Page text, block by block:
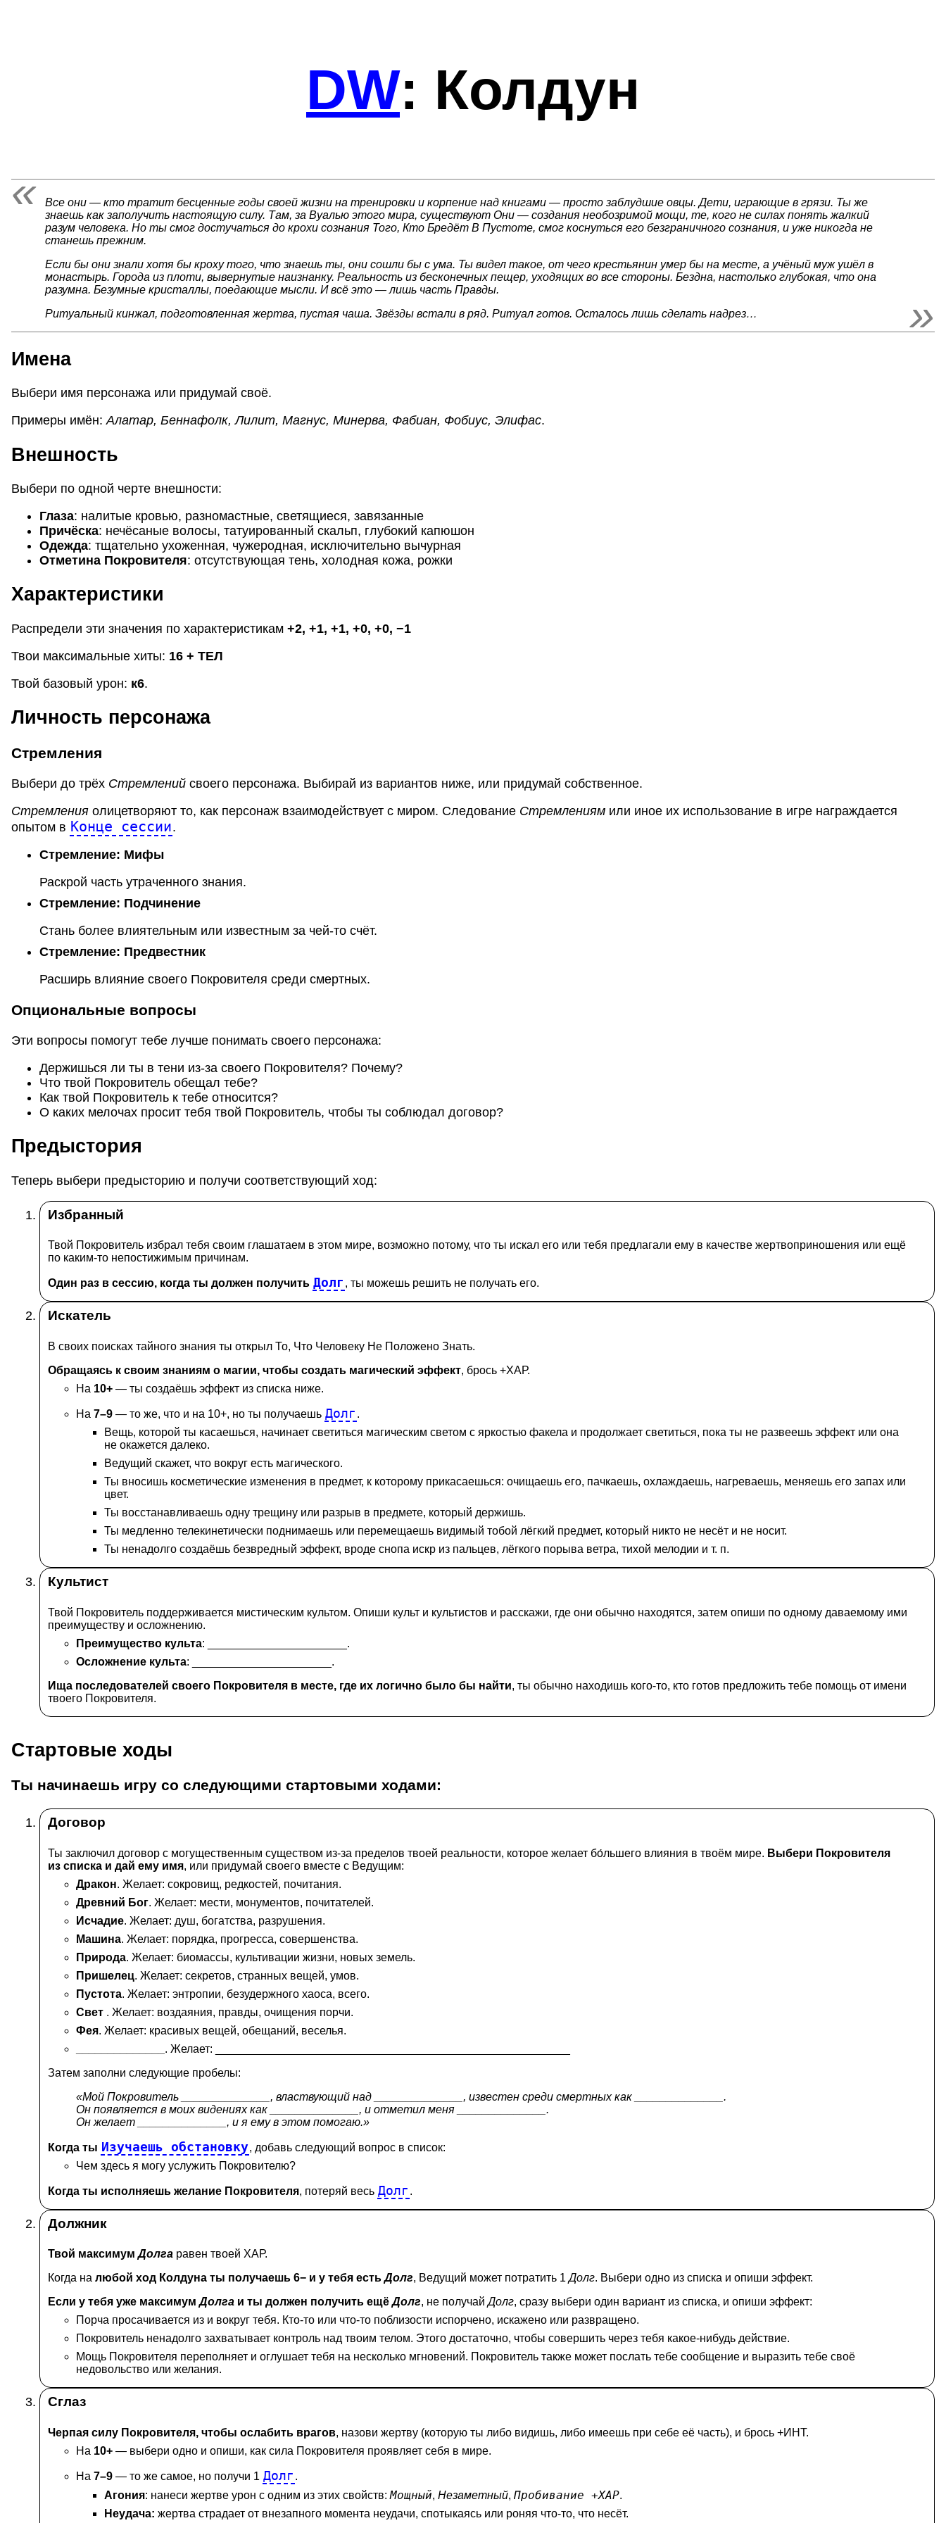
DW: Колдун
Все они — кто тратит бесценные годы своей жизни на тренировки и корпение над книгами — просто заблудшие овцы. Дети, играющие в грязи. Ты же
знаешь как заполучить настоящую силу. Там, за Вуалью этого мира, существуют Они — создания необозримой мощи, те, кого не силах понять жалкий
разум человека. Но ты смог достучаться до крохи сознания Того, Кто Бредёт В Пустоте, смог коснуться его безграничного сознания, и уже никогда не
станешь прежним.
Если бы они знали хотя бы кроху того, что знаешь ты, они сошли бы с ума. Ты видел такое, от чего крестьянин умер бы на месте, а учёный муж ушёл в
монастырь. Города из плоти, вывернутые наизнанку. Реальность из бесконечных пещер, уходящих во все стороны. Бездна, настолько глубокая, что она
разумна. Безумные кристаллы, поедающие мысли. И всё это — лишь часть Правды.
Ритуальный кинжал, подготовленная жертва, пустая чаша. Звёзды встали в ряд. Ритуал готов. Осталось лишь сделать надрез…
Имена
Выбери имя персонажа или придумай своё.
Примеры имён:Алатар, Беннафолк, Лилит, Магнус, Минерва, Фабиан, Фобиус, Элифас.
Внешность
Выбери по одной черте внешности:
Глаза: налитые кровью, разномастные, светящиеся, завязанные
Причёска: нечёсаные волосы, татуированный скальп, глубокий капюшон
Одежда: тщательно ухоженная, чужеродная, исключительно вычурная
Отметина Покровителя: отсутствующая тень, холодная кожа, рожки
Характеристики
Распредели эти значения по характеристикам +2, +1, +1, +0, +0, −1
Твои максимальные хиты: 16 + ТЕЛ
Твой базовый урон: к6.
Личность персонажа
Стремления
Выбери до трёх Стремлений своего персонажа. Выбирай из вариантов ниже, или придумай собственное.
Стремления олицетворяют то, как персонаж взаимодействует с миром. Следование Стремлениям или иное их использование в игре награждается
опытом в Конце сессии.
Стремление: Мифы
Раскрой часть утраченного знания.
Стремление: Подчинение
Стань более влиятельным или известным за чей-то счёт.
Стремление: Предвестник
Расширь влияние своего Покровителя среди смертных.
Опциональные вопросы
Эти вопросы помогут тебе лучше понимать своего персонажа:
Держишься ли ты в тени из-за своего Покровителя? Почему?
Что твой Покровитель обещал тебе?
Как твой Покровитель к тебе относится?
О каких мелочах просит тебя твой Покровитель, чтобы ты соблюдал договор?
Предыстория
Теперь выбери предысторию и получи соответствующий ход:
Избранный
Твой Покровитель избрал тебя своим глашатаем в этом мире, возможно потому, что ты искал его или тебя предлагали ему в качестве жертвоприношения или ещё
по каким-то непостижимым причинам.
Один раз в сессию, когда ты должен получить Долг , ты можешь решить не получать его.
Искатель
В своих поисках тайного знания ты открыл То, Что Человеку Не Положено Знать.
Обращаясь к своим знаниям о магии, чтобы создать магический эффект, брось +ХАР.
На 10+ — ты создаёшь эффект из списка ниже.
На7–9 — то же, что и на 10+, но ты получаешь Долг .
Вещь, которой ты касаешься, начинает светиться магическим светом с яркостью факела и продолжает светиться, пока ты не развеешь эффект или она
не окажется далеко.
Ведущий скажет, что вокруг есть магического.
Ты вносишь косметические изменения в предмет, к которому прикасаешься: очищаешь его, пачкаешь, охлаждаешь, нагреваешь, меняешь его запах или
цвет.
Ты восстанавливаешь одну трещину или разрыв в предмете, который держишь.
Ты медленно телекинетически поднимаешь или перемещаешь видимый тобой лёгкий предмет, который никто не несёт и не носит.
Ты ненадолго создаёшь безвредный эффект, вроде снопа искр из пальцев, лёгкого порыва ветра, тихой мелодии и т. п.
Культист
Твой Покровитель поддерживается мистическим культом. Опиши культ и культистов и расскажи, где они обычно находятся, затем опиши по одному даваемому ими
преимуществу и осложнению.
Преимущество культа: ______________________.
Осложнение культа: ______________________.
Ища последователей своего Покровителя в месте, где их логично было бы найти, ты обычно находишь кого-то, кто готов предложить тебе помощь от имени
твоего Покровителя.
Стартовые ходы
Ты начинаешь игру со следующими стартовыми ходами:
Договор
Ты заключил договор с могущественным существом из-за пределов твоей реальности, которое желает бо́льшего влияния в твоём мире. Выбери Покровителя
из списка и дай ему имя, или придумай своего вместе с Ведущим:
Дракон. Желает: сокровищ, редкостей, почитания.
Древний Бог. Желает: мести, монументов, почитателей.
Исчадие. Желает: душ, богатства, разрушения.
Машина. Желает: порядка, прогресса, совершенства.
Природа. Желает: биомассы, культивации жизни, новых земель.
Пришелец. Желает: секретов, странных вещей, умов.
Пустота. Желает: энтропии, безудержного хаоса, всего.
Свет . Желает: воздаяния, правды, очищения порчи.
Фея. Желает: красивых вещей, обещаний, веселья.
. Желает: ________________________________________________________
Затем заполни следующие пробелы:
«Мой Покровитель ______________, властвующий над ______________, известен среди смертных как ______________.
Он появляется в моих видениях как ______________, и отметил меня ______________.
Он желает ______________, и я ему в этом помогаю.»
Когда ты Изучаешь обстановку, добавь следующий вопрос в список:
Чем здесь я могу услужить Покровителю?
Когда ты исполняешь желание Покровителя, потеряй весь Долг .
Должник
Твой максимумДолга равен твоей ХАР.
Когда налюбой ход Колдуна ты получаешь 6− и у тебя естьДолг, Ведущий может потратить 1Долг. Выбери одно из списка и опиши эффект.
Если у тебя уже максимумДолга и ты должен получить ещёДолг, не получайДолг, сразу выбери один вариант из списка, и опиши эффект:
Порча просачивается из и вокруг тебя. Кто-то или что-то поблизости испорчено, искажено или развращено.
Покровитель ненадолго захватывает контроль над твоим телом. Этого достаточно, чтобы совершить через тебя какое-нибудь действие.
Мощь Покровителя переполняет и оглушает тебя на несколько мгновений. Покровитель также может послать тебе сообщение и выразить тебе своё
недовольство или желания.
Сглаз
Черпая силу Покровителя, чтобы ослабить врагов, назови жертву (которую ты либо видишь, либо имеешь при себе её часть), и брось +ИНТ.
На 10+ — выбери одно и опиши, как сила Покровителя проявляет себя в мире.
На7–9 — то же самое, но получи 1 Долг .
Агония: нанеси жертве урон с одним из этих свойств:Мощный,Незаметный,Пробивание +ХАР.
Неудача: жертва страдает от внезапного момента неудачи, спотыкаясь или роняя что-то, что несёт.